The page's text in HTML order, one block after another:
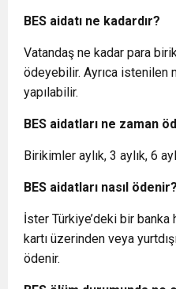
BES aidatı ne kadardır?
Vatandaş ne kadar para
ödeyebilir. Ayrıca istenilen
yapılabilir.
BES aidatları ne zaman
Birikimler aylık, 3 aylık, 6
BES aidatları nasıl ödenir?
İster Türkiye’deki bir
kartı üzerinden veya
ödenir.